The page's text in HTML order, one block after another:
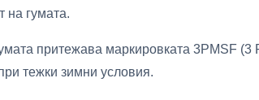
на гумата.
притежава маркировката 3PMSF
тежки зимни условия.